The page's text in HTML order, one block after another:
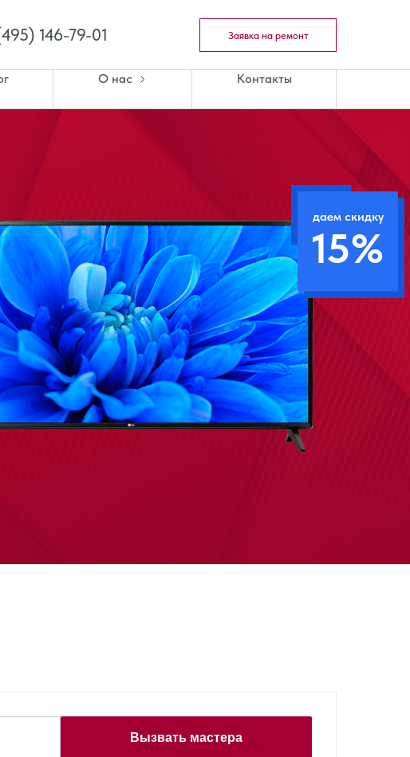
146-79-01 Заявка на ремонт
О нас Контакты
даем скидку
15%
Вызвать мастера